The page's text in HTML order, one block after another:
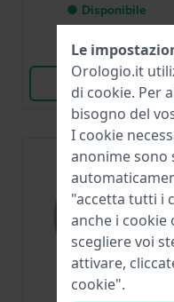
● Disponibile
Confronta
Vedi i prodotti
Le
Orologio.it
di cookie. Per
bisogno del
I cookie
anonime sono
"accetta tutti i
anche i cookie
scegliere voi
attivare,
cookie".